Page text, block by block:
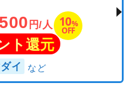
円/人 10%
OFF
ト還元
イ